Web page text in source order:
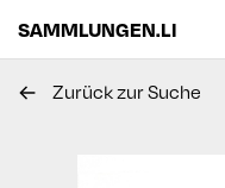
SAMMLUNGEN.LI
Zurück zur Suche